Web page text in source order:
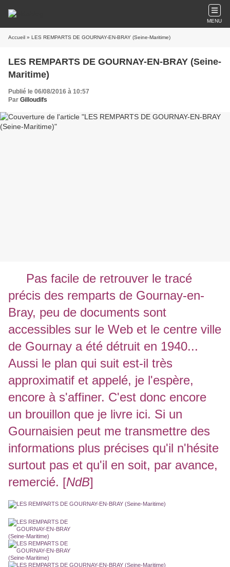
MENU
Accueil » LES REMPARTS DE GOURNAY-EN-BRAY (Seine-Maritime)
LES REMPARTS DE GOURNAY-EN-BRAY (Seine-
Maritime)
Publié le 06/08/2016 à 10:57
Par Gilloudifs
Pas facile de retrouver le tracé
précis des remparts de Gournay-en-
Bray, peu de documents sont
accessibles sur le Web et le centre ville
de Gournay a été détruit en 1940...
Aussi le plan qui suit est-il très
approximatif et appelé, je l'espère,
encore à s'affiner. C'est donc encore
un brouillon que je livre ici. Si un
Gournaisien peut me transmettre des
informations plus précises qu'il n'hésite
surtout pas et qu'il en soit, par avance,
remercié. [NdB]